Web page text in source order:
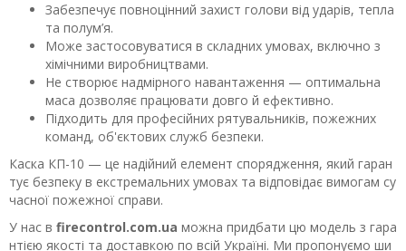
Забезпечує повноцінний захист голови від ударів, тепла
та полум’я.
Може застосовуватися в складних умовах, включно з
хімічними виробництвами.
Не створює надмірного навантаження — оптимальна
маса дозволяє працювати довго й ефективно.
Підходить для професійних рятувальників, пожежних
команд, об'єктових служб безпеки.
Каска КП-10 — це надійний елемент спорядження, який гаран
тує безпеку в екстремальних умовах та відповідає вимогам су
часної пожежної справи.
У нас в firecontrol.com.ua можна придбати цю модель з гара
нтією якості та доставкою по всій Україні. Ми пропонуємо ши